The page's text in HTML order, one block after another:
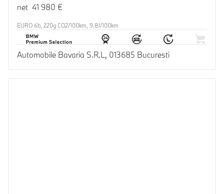
net 41 980 €
EURO 6b, 220g CO2/100km, 9.8l/100km
Automobile Bavaria S.R.L, 013685 Bucuresti